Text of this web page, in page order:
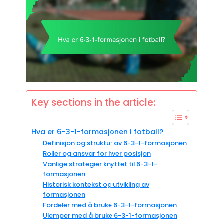
Key sections in the article:
Hva er 6-3-1-formasjonen i fotball?
Definisjon og struktur av 6-3-1-formasjonen
Roller og ansvar for hver posisjon
Vanlige strategier knyttet til 6-3-1-
formasjonen
Historisk kontekst og utvikling av
formasjonen
Fordeler med å bruke 6-3-1-formasjonen
Ulemper med å bruke 6-3-1-formasjonen